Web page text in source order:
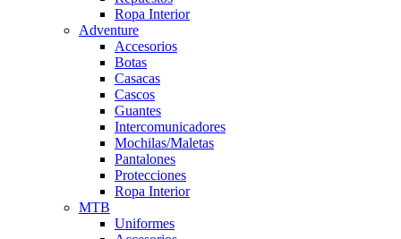
Ropa Interior
Adventure
Accesorios
Botas
Casacas
Cascos
Guantes
Intercomunicadores
Mochilas/Maletas
Pantalones
Protecciones
Ropa Interior
MTB
Uniformes